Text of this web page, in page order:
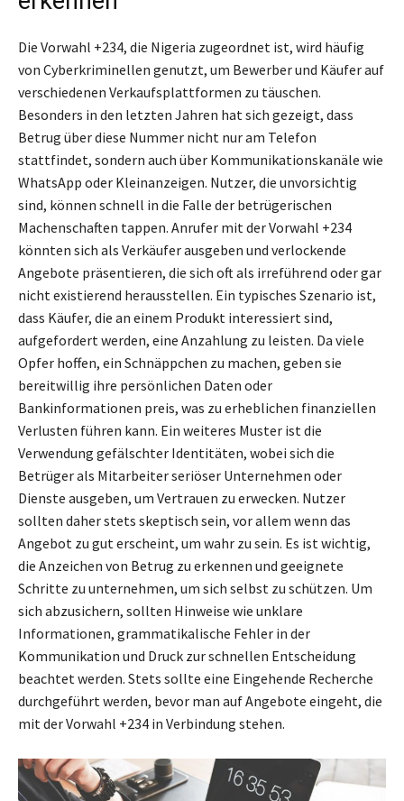
Die Vorwahl +234, die Nigeria zugeordnet ist, wird häufig
von Cyberkriminellen genutzt, um Bewerber und Käufer auf
verschiedenen Verkaufsplattformen zu täuschen.
Besonders in den letzten Jahren hat sich gezeigt, dass
Betrug über diese Nummer nicht nur am Telefon
stattfindet, sondern auch über Kommunikationskanäle wie
WhatsApp oder Kleinanzeigen. Nutzer, die unvorsichtig
sind, können schnell in die Falle der betrügerischen
Machenschaften tappen. Anrufer mit der Vorwahl +234
könnten sich als Verkäufer ausgeben und verlockende
Angebote präsentieren, die sich oft als irreführend oder gar
nicht existierend herausstellen. Ein typisches Szenario ist,
dass Käufer, die an einem Produkt interessiert sind,
aufgefordert werden, eine Anzahlung zu leisten. Da viele
Opfer hoffen, ein Schnäppchen zu machen, geben sie
bereitwillig ihre persönlichen Daten oder
Bankinformationen preis, was zu erheblichen finanziellen
Verlusten führen kann. Ein weiteres Muster ist die
Verwendung gefälschter Identitäten, wobei sich die
Betrüger als Mitarbeiter seriöser Unternehmen oder
Dienste ausgeben, um Vertrauen zu erwecken. Nutzer
sollten daher stets skeptisch sein, vor allem wenn das
Angebot zu gut erscheint, um wahr zu sein. Es ist wichtig,
die Anzeichen von Betrug zu erkennen und geeignete
Schritte zu unternehmen, um sich selbst zu schützen. Um
sich abzusichern, sollten Hinweise wie unklare
Informationen, grammatikalische Fehler in der
Kommunikation und Druck zur schnellen Entscheidung
beachtet werden. Stets sollte eine Eingehende Recherche
durchgeführt werden, bevor man auf Angebote eingeht, die
mit der Vorwahl +234 in Verbindung stehen.